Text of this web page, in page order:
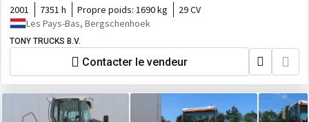
2001 7351 h Propre poids: 1690 kg
29 CV
Les Pays-Bas, Bergschenhoek
TONY TRUCKS B.V.
Contacter le vendeur